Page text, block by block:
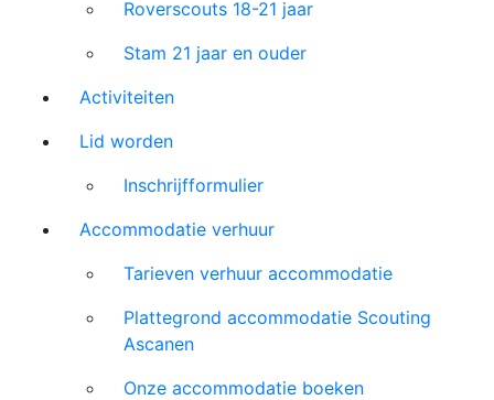
Roverscouts 18-21 jaar
Stam 21 jaar en ouder
Activiteiten
Lid worden
Inschrijfformulier
Accommodatie verhuur
Tarieven verhuur accommodatie
Plattegrond accommodatie Scouting
Ascanen
Onze accommodatie boeken